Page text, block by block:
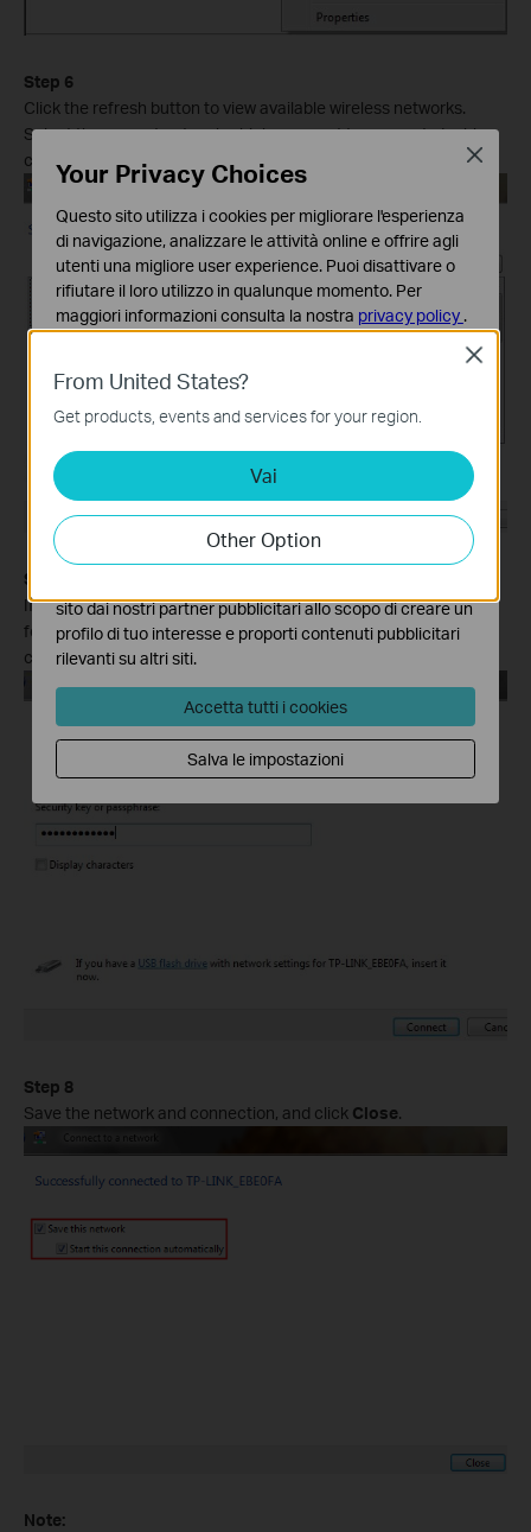
Step 6
Click the refresh button to view available wireless networks.
Select the correct network which you want to connect, double
click it or click
Connect
Step 7
If the wireless network is secured, it will pop up a window asking
for the security key or passphrase. Enter the correct key then
clickConnect.
Step 8
Save the network and connection, and click Close.
Note:
From United States?
Get products, events and services for your region.
Vai
Other Option
Close
Your Privacy Choices
Questo sito utilizza i cookies per migliorare l'esperienza
di navigazione, analizzare le attività online e offrire agli
utenti una migliore user experience. Puoi disattivare o
rifiutare il loro utilizzo in qualunque momento. Per
maggiori informazioni consulta la nostra privacy policy .
Questi cookies sono necessari per il corretto
funzionamento del sito e non possono essere disattivati
nel tuo sistema.
Analytics e Marketing Cookies
I cookies analitici ci permettono di analizzare le tue
attività sul nostro sito allo scopo di migliorarne le
funzionalità.
sito dai nostri partner pubblicitari allo scopo di creare un
profilo di tuo interesse e proporti contenuti pubblicitari
rilevanti su altri siti.
Accetta tutti i cookies
Salva le impostazioni
Close